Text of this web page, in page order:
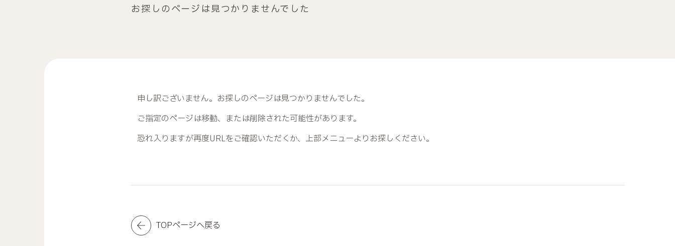
お探しのページは見つかりませんでした
申し訳ございません。お探しのページは見つかりませんでした。
ご指定のページは移動、または削除された可能性があります。
恐れ入りますが再度URLをご確認いただくか、上部メニューよりお探しください。
TOPページへ戻る